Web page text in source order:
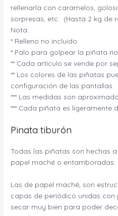
rellenarla con caramelos,
sorpresas, etc. (Hasta 2 kg de
Nota:
* Relleno no incluido.
* Palo para golpear la piñata no
** Cada artículo se vende por
** Los colores de las piñatas
configuración de las pantallas.
*** Las medidas son
*** Cada piñata es ligeramente
Pinata tiburón
Todas las piñatas son hechas
papel maché o entamboradas.
Las de papel maché, son
capas de periódico unidas
secar muy bien para poder